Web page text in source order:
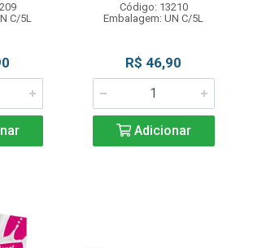
C/5L
Código: 13210
Embalagem: UN C/5L
R$ 46,90
Adicionar